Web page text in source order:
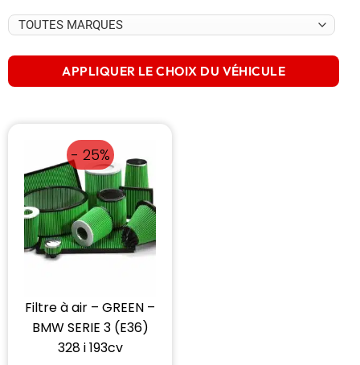
APPLIQUER LE CHOIX DU VÉHICULE
- 25%
Filtre à air – GREEN –
BMW SERIE 3 (E36)
328 i 193cv